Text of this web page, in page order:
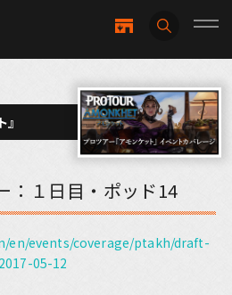
：１日目・ポッド14
en/events/coverage/ptakh/draft-
05-12